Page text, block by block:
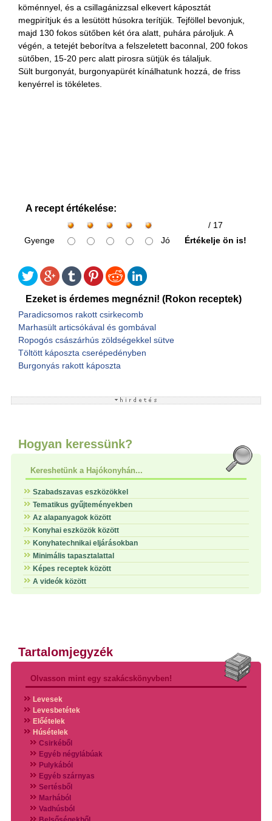
köménnyel, és a csillagánizzsal elkevert káposztát
megpirítjuk és a lesütött húsokra terítjük. Tejföllel bevonjuk,
majd 130 fokos sütőben két óra alatt, puhára pároljuk. A
végén, a tetejét beborítva a felszeletett baconnal, 200 fokos
sütőben, 15-20 perc alatt pirosra sütjük és tálaljuk.
Sült burgonyát, burgonyapürét kínálhatunk hozzá, de friss
kenyérrel is tökéletes.
A recept értékelése:
/ 17
Gyenge
Jó Értékelje ön is!
Ezeket is érdemes megnézni! (Rokon receptek)
Paradicsomos rakott csirkecomb
Marhasült articsókával és gombával
Ropogós császárhús zöldségekkel sütve
Töltött káposzta cserépedényben
Burgonyás rakott káposzta
Hogyan keressünk?
Kereshetünk a Hajókonyhán...
Szabadszavas eszközökkel
Tematikus gyűjteményekben
Az alapanyagok között
Konyhai eszközök között
Konyhatechnikai eljárásokban
Minimális tapasztalattal
Képes receptek között
A videók között
Tartalomjegyzék
Olvasson mint egy szakácskönyvben!
Levesek
Levesbetétek
Előételek
Húsételek
Csirkéből
Egyéb négylábúak
Pulykából
Egyéb szárnyas
Sertésből
Marhából
Vadhúsból